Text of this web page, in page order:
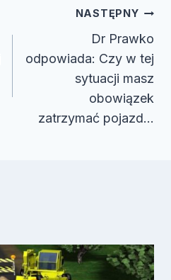
NASTĘPNY
Dr Prawko
odpowiada: Czy w tej
sytuacji masz
obowiązek
zatrzymać pojazd…